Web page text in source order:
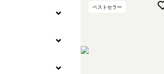
絞り込み
保温指標 ベストセラー